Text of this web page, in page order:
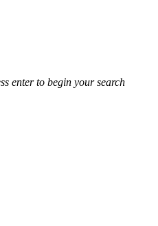
enter to begin your search